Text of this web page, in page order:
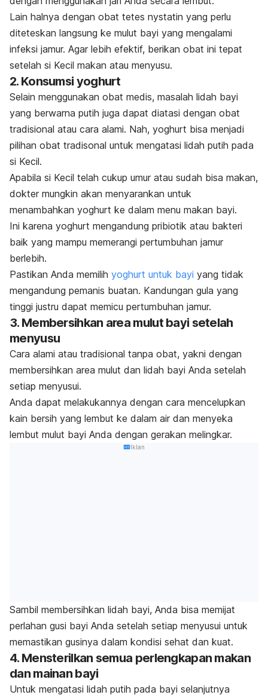
Lain halnya dengan obat tetes nystatin yang perlu
diteteskan langsung ke mulut bayi yang mengalami
infeksi jamur. Agar lebih efektif, berikan obat ini tepat
setelah si Kecil makan atau menyusu.
2. Konsumsi yoghurt
Selain menggunakan obat medis, masalah lidah bayi
yang berwarna putih juga dapat diatasi dengan obat
tradisional atau cara alami. Nah, yoghurt bisa menjadi
pilihan obat tradisonal untuk mengatasi lidah putih pada
si Kecil.
Apabila si Kecil telah cukup umur atau sudah bisa makan,
dokter mungkin akan menyarankan untuk
menambahkan yoghurt ke dalam menu makan bayi.
Ini karena yoghurt mengandung pribiotik atau bakteri
baik yang mampu memerangi pertumbuhan jamur
berlebih.
Pastikan Anda memilih yoghurt untuk bayi yang tidak
mengandung pemanis buatan. Kandungan gula yang
tinggi justru dapat memicu pertumbuhan jamur.
3. Membersihkan area mulut bayi setelah
menyusu
Cara alami atau tradisional tanpa obat, yakni dengan
membersihkan area mulut dan lidah bayi Anda setelah
setiap menyusui.
Anda dapat melakukannya dengan cara mencelupkan
kain bersih yang lembut ke dalam air dan menyeka
lembut mulut bayi Anda dengan gerakan melingkar.
Iklan
Sambil membersihkan lidah bayi, Anda bisa memijat
perlahan gusi bayi Anda setelah setiap menyusui untuk
memastikan gusinya dalam kondisi sehat dan kuat.
4. Mensterilkan semua perlengkapan makan
dan mainan bayi
Untuk mengatasi lidah putih pada bayi selanjutnya